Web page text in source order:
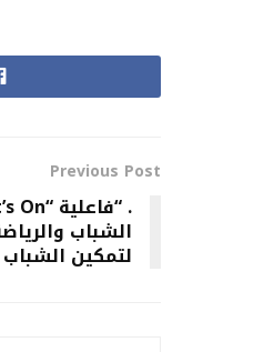
Previous Post
الشباب
لتمكين